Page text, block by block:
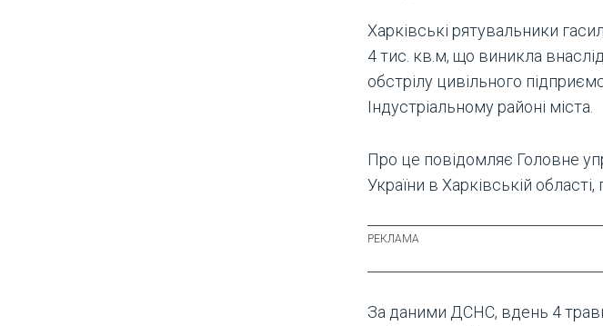
Харківські рятувальники
4 тис. кв.м, що виникла
обстрілу цивільного
Індустріальному районі міста.
Про це повідомляє Головне
України в Харківській
За даними ДСНС, вдень 4